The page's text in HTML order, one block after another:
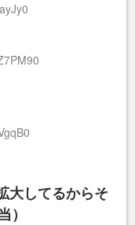
大してるからそ
）